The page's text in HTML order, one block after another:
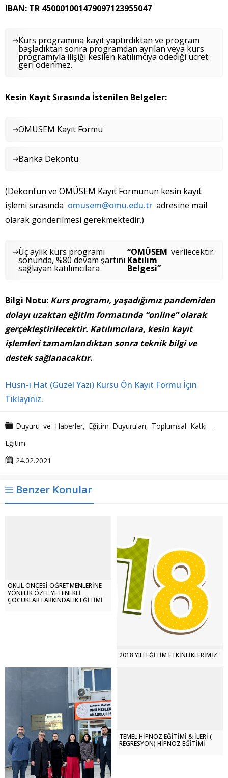
IBAN: TR 450001001479097123955047
Kurs programına kayıt yaptırdıktan ve program
başladıktan sonra programdan ayrılan veya kurs
programıyla ilişiği kesilen katılımcıya ödediği ücret
geri ödenmez.
Kesin Kayıt Sırasında İstenilen Belgeler:
OMÜSEM Kayıt Formu
Banka Dekontu
(Dekontun ve OMÜSEM Kayıt Formunun kesin kayıt
işlemi sırasında omusem@omu.edu.tr adresine mail
olarak gönderilmesi gerekmektedir.)
Üç aylık kurs programı
sonunda, %80 devam şartını
sağlayan katılımcılara
“OMÜSEM
Katılım
Belgesi”
verilecektir.
Bilgi Notu: Kurs programı, yaşadığımız pandemiden
dolayı uzaktan eğitim formatında “online” olarak
gerçekleştirilecektir. Katılımcılara, kesin kayıt
işlemleri tamamlandıktan sonra teknik bilgi ve
destek sağlanacaktır.
Hüsn-i Hat (Güzel Yazı) Kursu Ön Kayıt Formu İçin
Tıklayınız.
Duyuru ve Haberler, Eğitim Duyuruları, Toplumsal Katkı -
Eğitim
24.02.2021
Benzer Konular
OKUL ÖNCESİ ÖĞRETMENLERİNE
YÖNELİK ÖZEL YETENEKLİ
ÇOCUKLAR FARKINDALIK EĞİTİMİ
2018 YILI EĞİTİM ETKİNLİKLERİMİZ
TEMEL HİPNOZ EĞİTİMİ & İLERİ (
REGRESYON) HİPNOZ EĞİTİMİ